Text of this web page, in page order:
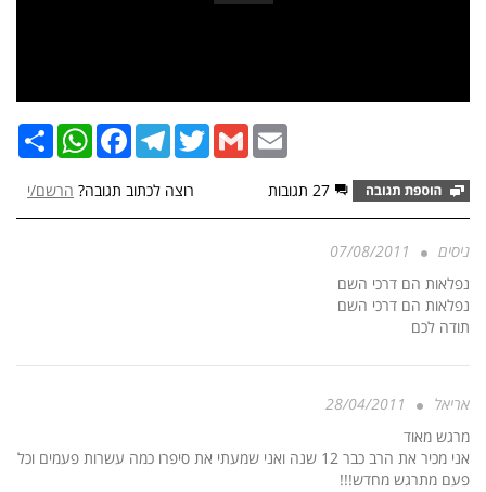
שתף
WhatsAppFacebookTelegramTwitterGmailEmail
27 תגובות רוצה לכתוב תגובה? הרשם/י
ניסים
07/08/2011
נפלאות הם דרכי השם
נפלאות הם דרכי השם
תודה לכם
אריאל
28/04/2011
מרגש מאוד
אני מכיר את הרב כבר 12 שנה ואני שמעתי את סיפרו כמה עשרות פעמים וכל
פעם מתרגש מחדש!!!